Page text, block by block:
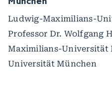
Ludwig-Maximilians-
Professor Dr. Wolfgang
Maximilians-Universität
Universität München